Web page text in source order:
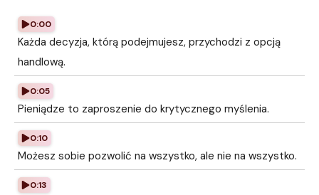
0:00
Każda decyzja, którą podejmujesz, przychodzi z opcją
handlową.
0:05
Pieniądze to zaproszenie do krytycznego myślenia.
0:10
Możesz sobie pozwolić na wszystko, ale nie na wszystko.
0:13